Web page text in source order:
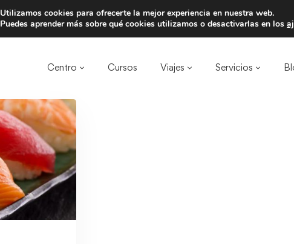
Trae a un amigo y llevaos un total de 75€
Centro Cursos Viajes Servicios
Utilizamos cookies para ofrecerte la mejor experiencia en nuestra web.
Puedes aprender más sobre qué cookies utilizamos o desactivarlas en los